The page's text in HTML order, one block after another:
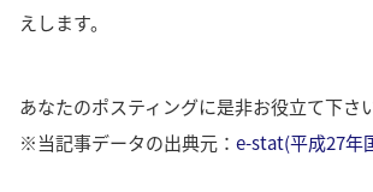
えします。
あなたのポスティングに是非お役立て下さい
※当記事データの出典元： e-stat(平成27年